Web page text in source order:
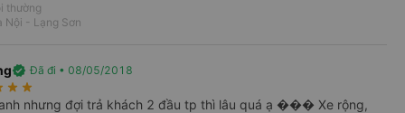
Sơn
điện thoại luôn luôn trong tình trạng có
thường
Nội - Lạng Sơn
verified Đã đi • 08/05/2018
star_rate star_rate
nhưng đợi trả khách 2 đầu tp thì lâu quá ạ ��� Xe rộng,